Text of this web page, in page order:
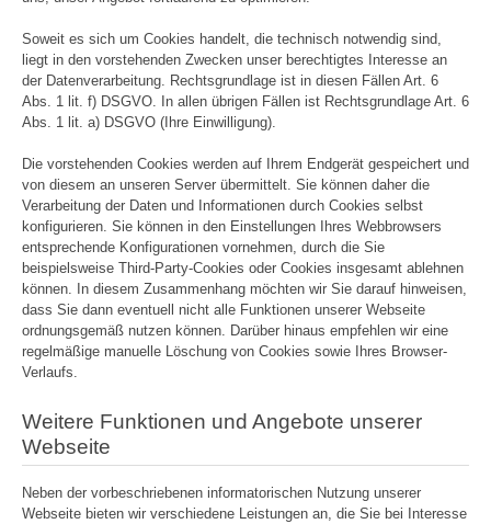
Soweit es sich um Cookies handelt, die technisch notwendig sind,
liegt in den vorstehenden Zwecken unser berechtigtes Interesse an
der Datenverarbeitung. Rechtsgrundlage ist in diesen Fällen Art. 6
Abs. 1 lit. f) DSGVO. In allen übrigen Fällen ist Rechtsgrundlage Art. 6
Abs. 1 lit. a) DSGVO (Ihre Einwilligung).
Die vorstehenden Cookies werden auf Ihrem Endgerät gespeichert und
von diesem an unseren Server übermittelt. Sie können daher die
Verarbeitung der Daten und Informationen durch Cookies selbst
konfigurieren. Sie können in den Einstellungen Ihres Webbrowsers
entsprechende Konfigurationen vornehmen, durch die Sie
beispielsweise Third-Party-Cookies oder Cookies insgesamt ablehnen
können. In diesem Zusammenhang möchten wir Sie darauf hinweisen,
dass Sie dann eventuell nicht alle Funktionen unserer Webseite
ordnungsgemäß nutzen können. Darüber hinaus empfehlen wir eine
regelmäßige manuelle Löschung von Cookies sowie Ihres Browser-
Verlaufs.
Weitere Funktionen und Angebote unserer
Webseite
Neben der vorbeschriebenen informatorischen Nutzung unserer
Webseite bieten wir verschiedene Leistungen an, die Sie bei Interesse